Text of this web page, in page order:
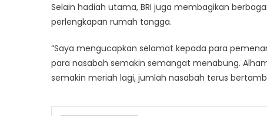
Selain hadiah utama, BRI juga membagikan
perlengkapan rumah tangga.
“Saya mengucapkan selamat kepada para
para nasabah semakin semangat menabung.
semakin meriah lagi, jumlah nasabah terus